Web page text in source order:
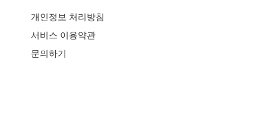
개인정보 처리방침
서비스 이용약관
문의하기